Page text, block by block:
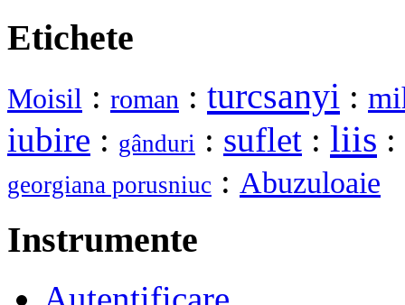
Etichete
Moisil : roman : turcsanyi :
iubire : gânduri : suflet : liis :
georgiana porusniuc : Abuzuloaie
Instrumente